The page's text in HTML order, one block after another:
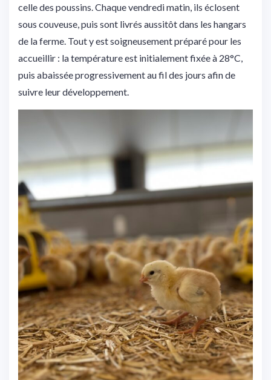
celle des poussins. Chaque vendredi matin, ils éclosent
sous couveuse, puis sont livrés aussitôt dans les hangars
de la ferme. Tout y est soigneusement préparé pour les
accueillir : la température est initialement fixée à 28°C,
puis abaissée progressivement au fil des jours afin de
suivre leur développement.